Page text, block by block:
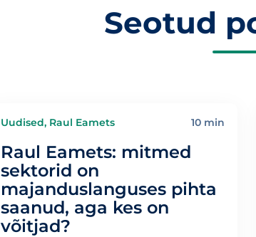
Seotud
Uudised, Raul Eamets 10 min
Raul Eamets: mitmed
sektorid on
majanduslanguses pihta
saanud, aga kes on
võitjad?